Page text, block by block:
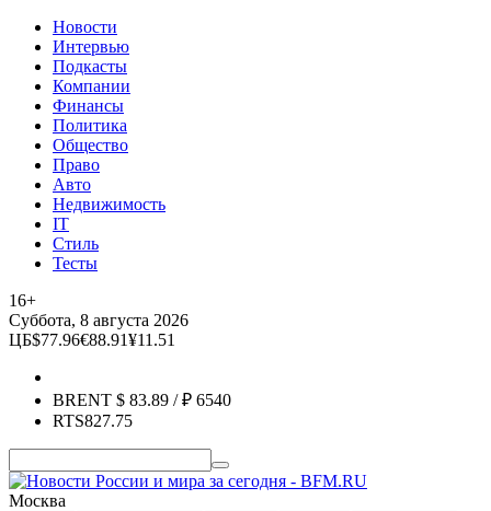
Новости
Интервью
Подкасты
Компании
Финансы
Политика
Общество
Право
Авто
Недвижимость
IT
Стиль
Тесты
16+
Суббота, 8 августа 2026
ЦБ$77.96€88.91¥11.51
BRENT $ 83.89 / ₽ 6540
RTS827.75
Москва